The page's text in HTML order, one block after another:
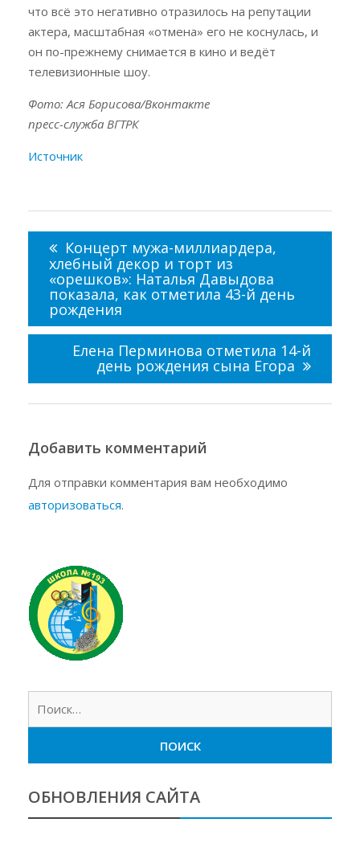
что всё это негативно отразилось на репутации
актера, масштабная «отмена» его не коснулась, и
он по-прежнему снимается в кино и ведёт
телевизионные шоу.
Фото: Ася Борисова/Вконтакте
пресс-служба ВГТРК
Источник
записям
Концерт мужа-миллиардера,
хлебный декор и торт из
«орешков»: Наталья Давыдова
показала, как отметила 43-й день
рождения
Елена Перминова отметила 14-й
день рождения сына Егора
Добавить комментарий
Для отправки комментария вам необходимо
авторизоваться.
ОБНОВЛЕНИЯ САЙТА